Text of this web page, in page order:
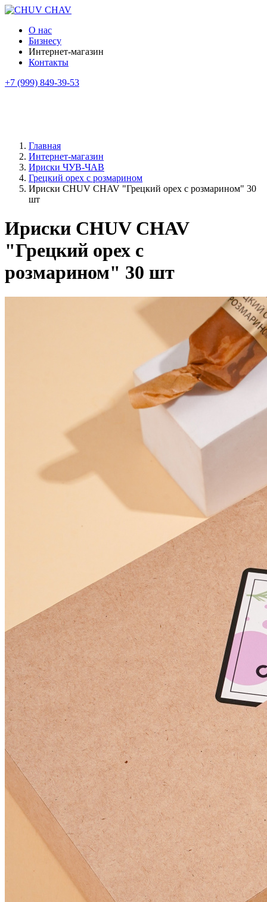
О нас
Бизнесу
Интернет-магазин
Контакты
+7 (999) 849-39-53
Главная
Интернет-магазин
Ириски ЧУВ-ЧАВ
Грецкий орех с розмарином
Ириски CHUV CHAV "Грецкий орех с розмарином" 30
шт
Ириски CHUV CHAV
"Грецкий орех с
розмарином" 30 шт